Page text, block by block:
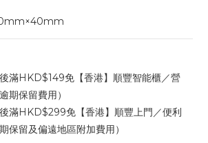
滿HKD$149免【香港】順豐智能櫃／營
期保留費用）
滿HKD$299免【香港】順豐上門／便利
保留及偏遠地區附加費用）